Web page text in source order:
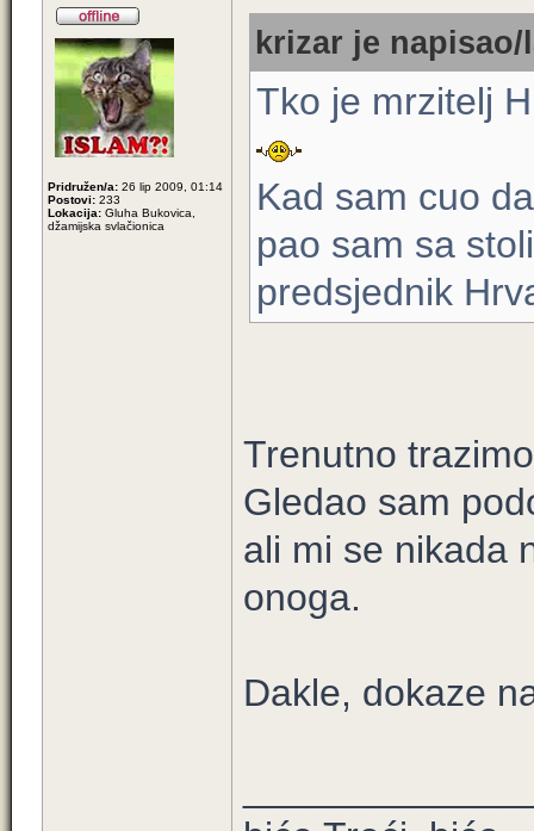
Pridružen/a: 26 lip 2009, 01:14
Postovi: 233
Lokacija: Gluha Bukovica,
džamijska svlačionica
krizar je napisao/
Tko je mrzitelj
Kad sam cuo
pao sam sa
predsjednik
Trenutno
Gledao sam
ali mi se nikada
onoga.
Dakle, dokaze